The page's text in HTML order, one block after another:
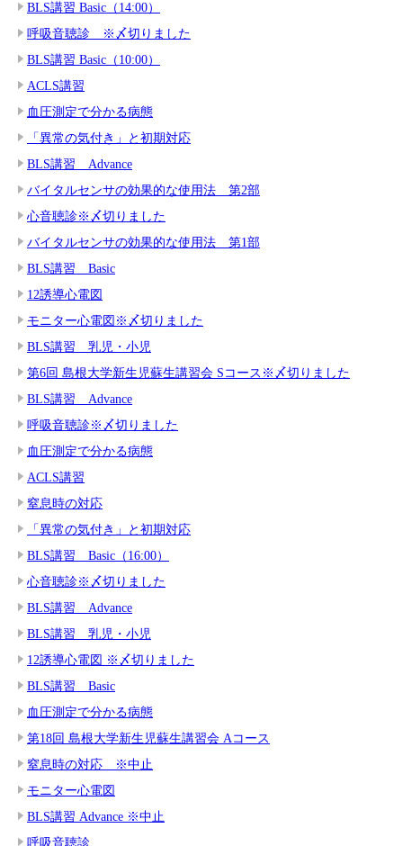
BLS講習 Basic（14:00）
呼吸音聴診 ※〆切りました
BLS講習 Basic（10:00）
ACLS講習
血圧測定で分かる病態
「異常の気付き」と初期対応
BLS講習 Advance
バイタルセンサの効果的な使用法 第2部
心音聴診※〆切りました
バイタルセンサの効果的な使用法 第1部
BLS講習 Basic
12誘導心電図
モニター心電図※〆切りました
BLS講習 乳児・小児
第6回 島根大学新生児蘇生講習会 Sコース※〆切りました
BLS講習 Advance
呼吸音聴診※〆切りました
血圧測定で分かる病態
ACLS講習
窒息時の対応
「異常の気付き」と初期対応
BLS講習 Basic（16:00）
心音聴診※〆切りました
BLS講習 Advance
BLS講習 乳児・小児
12誘導心電図 ※〆切りました
BLS講習 Basic
血圧測定で分かる病態
第18回 島根大学新生児蘇生講習会 Aコース
窒息時の対応 ※中止
モニター心電図
BLS講習 Advance ※中止
呼吸音聴診